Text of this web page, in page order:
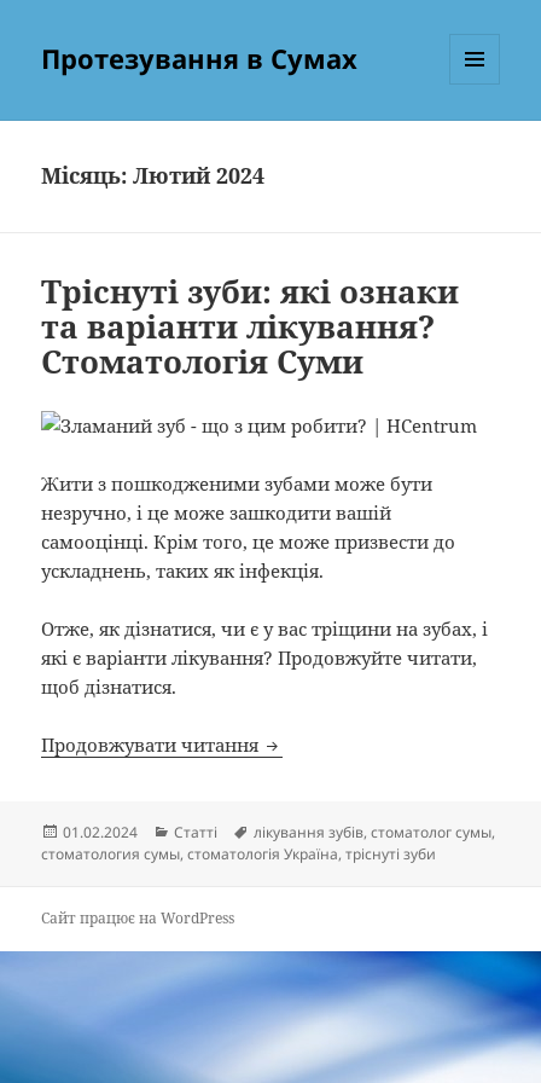
Протезування в Сумах
Місяць:Лютий 2024
Тріснуті зуби: які ознаки
та варіанти лікування?
Стоматологія Суми
Жити з пошкодженими зубами може бути
незручно, і це може зашкодити вашій
самооцінці. Крім того, це може призвести до
ускладнень, таких як інфекція.
Отже, як дізнатися, чи є у вас тріщини на зубах, і
які є варіанти лікування? Продовжуйте читати,
щоб дізнатися.
Продовжувати читання Тріснуті зуби: які ознаки та
Опубліковано
01.02.2024 Категорії
Статті Позначки
лікування зубів,стоматолог сумы,
стоматология сумы,стоматологія Україна,тріснуті зуби
Сайт працює на WordPress